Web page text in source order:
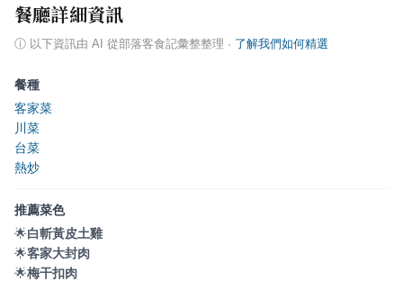
餐廳詳細資訊
ⓘ 以下資訊由 AI 從部落客食記彙整整理 · 了解我們如何精選
餐種
客家菜
川菜
台菜
熱炒
推薦菜色
🌟白斬黃皮土雞
🌟客家大封肉
🌟梅干扣肉